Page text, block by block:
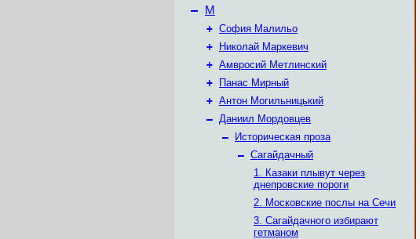
– М
+ София Малильо
+
Николай Маркевич
+ Амвросий Метлинский
+
Панас Мирный
+ Антон Могильницький
– Даниил Мордовцев
–
Историческая проза
– Сагайдачный
1. Казаки плывут через
днепровские пороги
2. Московские послы на Сечи
3. Сагайдачного избирают
гетманом